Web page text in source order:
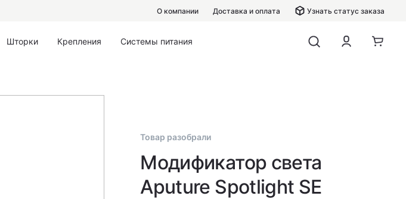
О компании Доставка и оплата Узнать статус заказа
Шторки Крепления Системы питания
Товар разобрали
Модификатор света
Aputure Spotlight SE